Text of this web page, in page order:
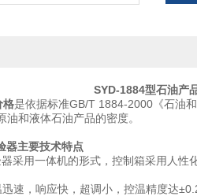
SYD-1884型石油产
格是依据标准GB/T 1884-2000《石油
和液体石油产品的密度。
器主要技术特点
采用一体机的形式，控制箱采用人
速，响应快，超调小，控温精度达